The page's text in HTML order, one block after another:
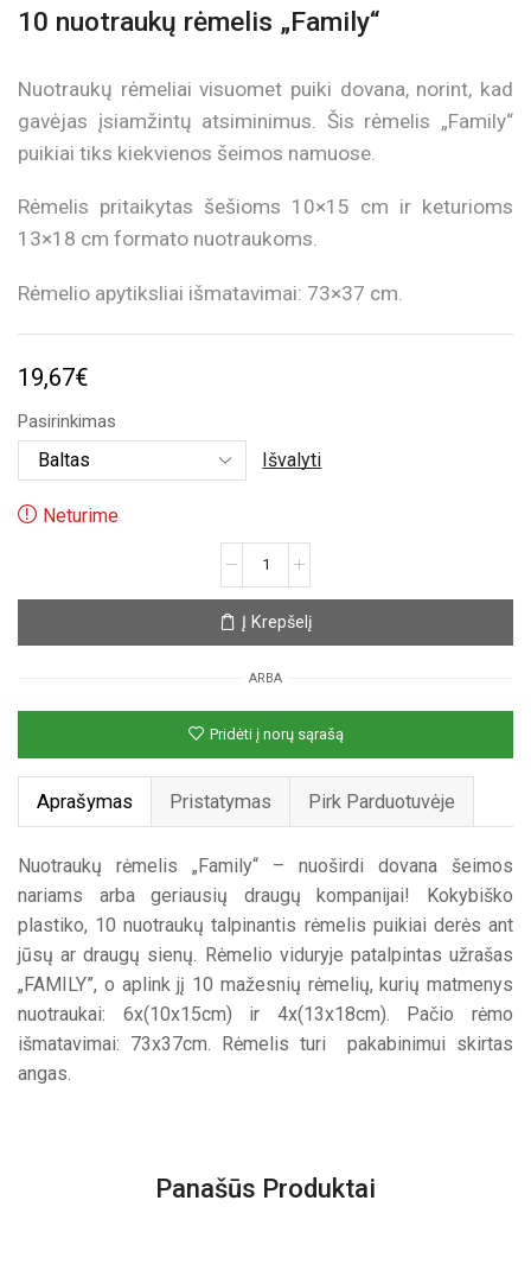
10 nuotraukų rėmelis „Family“
Nuotraukų rėmeliai visuomet puiki dovana, norint, kad
gavėjas įsiamžintų atsiminimus. Šis rėmelis „Family“
puikiai tiks kiekvienos šeimos namuose.
Rėmelis pritaikytas šešioms 10×15 cm ir keturioms
13×18 cm formato nuotraukoms.
Rėmelio apytiksliai išmatavimai: 73×37 cm.
19,67€
Pasirinkimas
Išvalyti
Neturime
produkto
10
nuotraukų
„Family“
Į Krepšelį
ARBA
Pridėti į norų sąrašą
Aprašymas Pristatymas Pirk Parduotuvėje
Nuotraukų rėmelis „Family“ – nuoširdi dovana šeimos
nariams arba geriausių draugų kompanijai! Kokybiško
plastiko, 10 nuotraukų talpinantis rėmelis puikiai derės ant
jūsų ar draugų sienų. Rėmelio viduryje patalpintas užrašas
„FAMILY”, o aplink jį 10 mažesnių rėmelių, kurių matmenys
nuotraukai: 6x(10x15cm) ir 4x(13x18cm). Pačio rėmo
išmatavimai: 73x37cm. Rėmelis turi pakabinimui skirtas
angas.
Panašūs Produktai